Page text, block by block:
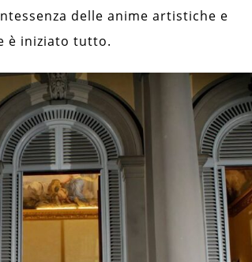
delle anime artistiche e
è iniziato tutto.